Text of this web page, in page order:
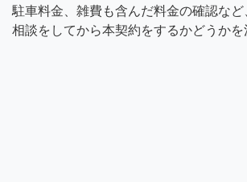
駐車料金、雑費も含んだ料金の確認など
相談をしてから本契約をするかどうかを